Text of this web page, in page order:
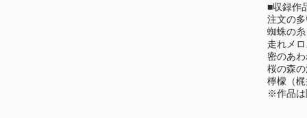
■収録作
注文の
蜘蛛の
走れメ
密のあ
桜の森
檸檬（
※作品は